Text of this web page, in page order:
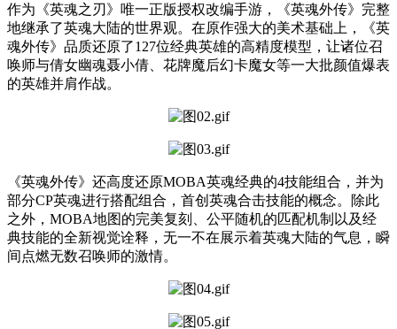
作为《英魂之刃》唯一正版授权改编手游，《英魂外传》完整
地继承了英魂大陆的世界观。在原作强大的美术基础上，《英
魂外传》品质还原了127位经典英雄的高精度模型，让诸位召
唤师与倩女幽魂聂小倩、花牌魔后幻卡魔女等一大批颜值爆表
的英雄并肩作战。
《英魂外传》还高度还原MOBA英魂经典的4技能组合，并为
部分CP英魂进行搭配组合，首创英魂合击技能的概念。除此
之外，MOBA地图的完美复刻、公平随机的匹配机制以及经
典技能的全新视觉诠释，无一不在展示着英魂大陆的气息，瞬
间点燃无数召唤师的激情。